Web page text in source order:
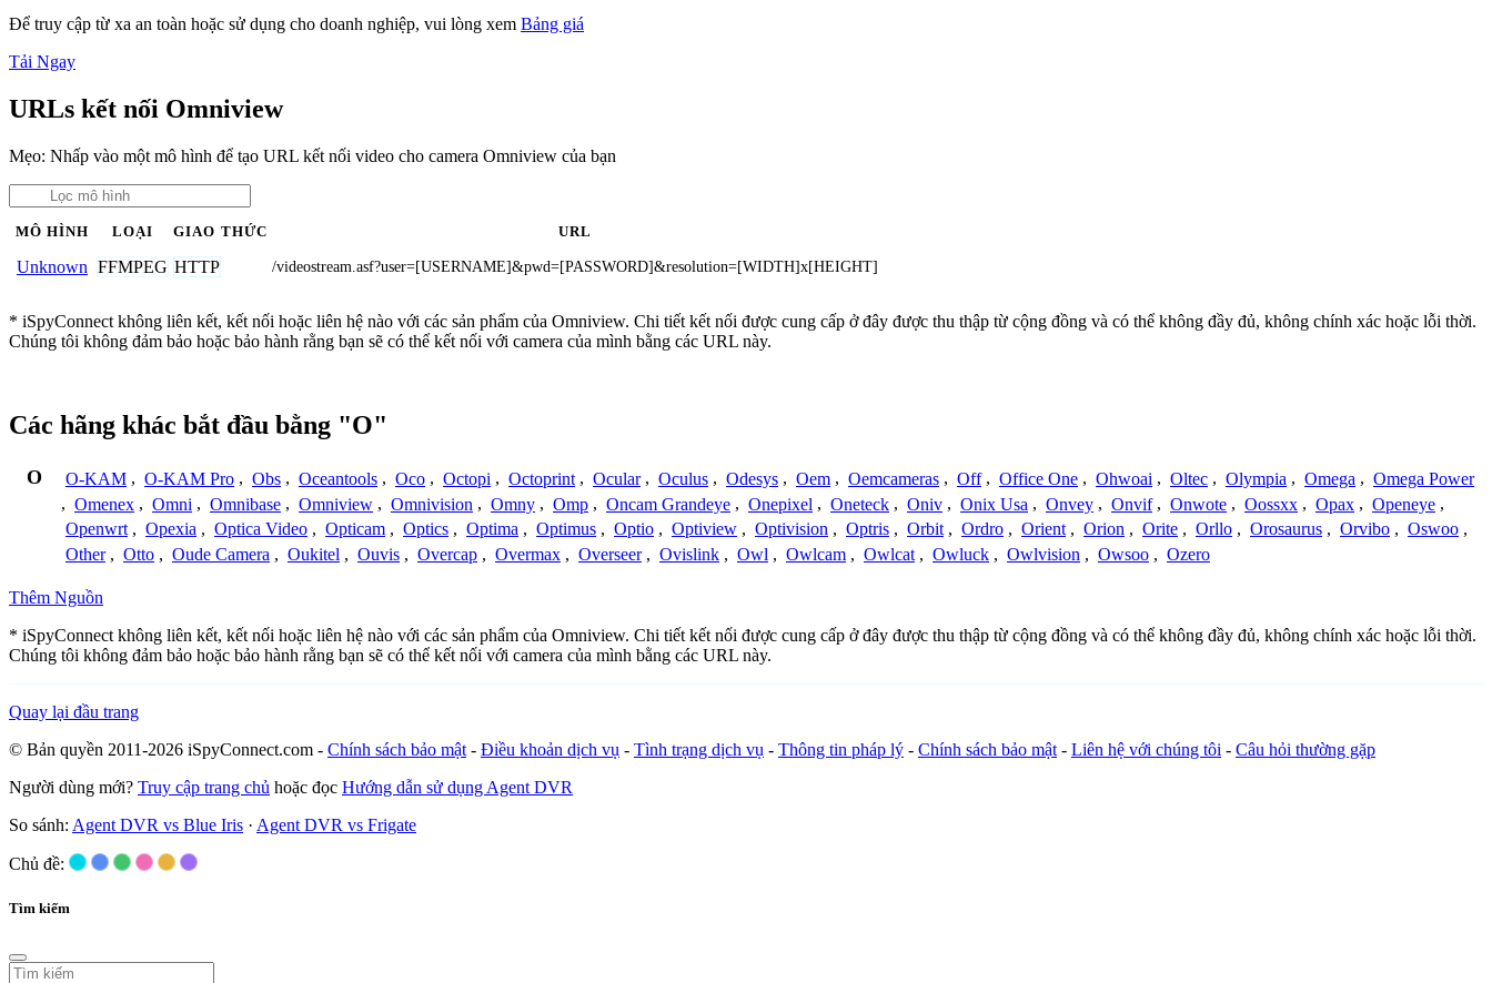
Để truy cập từ xa an toàn hoặc sử dụng cho doanh nghiệp, vui lòng xem Bảng giá
Tải Ngay
URLs kết nối Omniview
Mẹo: Nhấp vào một mô hình để tạo URL kết nối video cho camera Omniview của bạn
MÔ HÌNH LOẠI GIAO THỨC URL
Unknown FFMPEG HTTP /videostream.asf?user=[USERNAME]&pwd=[PASSWORD]&resolution=[WIDTH]x[HEIGHT]
* iSpyConnect không liên kết, kết nối hoặc liên hệ nào với các sản phẩm của Omniview. Chi tiết kết nối được cung cấp ở đây được thu thập từ cộng đồng và có thể không đầy đủ, không chính xác hoặc lỗi thời.
Chúng tôi không đảm bảo hoặc bảo hành rằng bạn sẽ có thể kết nối với camera của mình bằng các URL này.
Các hãng khác bắt đầu bằng "O"
O O-KAM , O-KAM Pro , Obs , Oceantools , Oco , Octopi , Octoprint , Ocular , Oculus , Odesys , Oem , Oemcameras , Off , Office One , Ohwoai , Oltec , Olympia , Omega , Omega Power
, Omenex , Omni , Omnibase , Omniview , Omnivision , Omny , Omp , Oncam Grandeye , Onepixel , Oneteck , Oniv , Onix Usa , Onvey , Onvif , Onwote , Oossxx , Opax , Openeye ,
Openwrt , Opexia , Optica Video , Opticam , Optics , Optima , Optimus , Optio , Optiview , Optivision , Optris , Orbit , Ordro , Orient , Orion , Orite , Orllo , Orosaurus , Orvibo , Oswoo ,
Other , Otto , Oude Camera , Oukitel , Ouvis , Overcap , Overmax , Overseer , Ovislink , Owl , Owlcam , Owlcat , Owluck , Owlvision , Owsoo , Ozero
Thêm Nguồn
* iSpyConnect không liên kết, kết nối hoặc liên hệ nào với các sản phẩm của Omniview. Chi tiết kết nối được cung cấp ở đây được thu thập từ cộng đồng và có thể không đầy đủ, không chính xác hoặc lỗi thời.
Chúng tôi không đảm bảo hoặc bảo hành rằng bạn sẽ có thể kết nối với camera của mình bằng các URL này.
Quay lại đầu trang
© Bản quyền 2011-2026 iSpyConnect.com - Chính sách bảo mật - Điều khoản dịch vụ - Tình trạng dịch vụ - Thông tin pháp lý - Chính sách bảo mật - Liên hệ với chúng tôi - Câu hỏi thường gặp
Người dùng mới? Truy cập trang chủ hoặc đọc Hướng dẫn sử dụng Agent DVR
So sánh: Agent DVR vs Blue Iris · Agent DVR vs Frigate
Chủ đề:
Tìm kiếm